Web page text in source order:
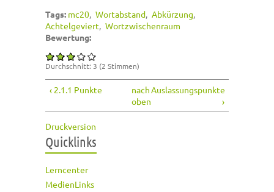
Tags: mc20 Wortabstand Abkürzung
Achtelgeviert Wortzwischenraum
Bewertung:
Durchschnitt: 3 (2 Stimmen)
‹ 2.1.1 Punkte
nach
oben
Auslassungspunkte
›
Druckversion
Quicklinks
Lerncenter
MedienLinks